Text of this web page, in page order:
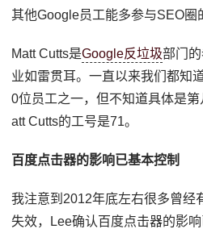
其他Google员工能多参与SEO圈
Matt Cutts是Google反垃圾部门
业如雷贯耳。一直以来我们都知
0位员工之一，但不知道具体是
att Cutts的工号是71。
百度点击器的影响已基本控制
我注意到2012年底左右很多曾经
失效，Lee确认百度点击器的影